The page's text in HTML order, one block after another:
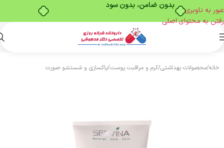
بدون ضامن، بدون سود
عبور به ناوبری
رفتن به محتوای اصلی
خانه/محصولات بهداشتی/کرم و مراقبت پوست/پاکسازی و شستشو صورت